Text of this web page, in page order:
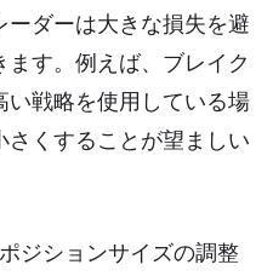
ダーは大きな損失を避
す。例えば、ブレイク
戦略を使用している場
くすることが望ましい
ジションサイズの調整